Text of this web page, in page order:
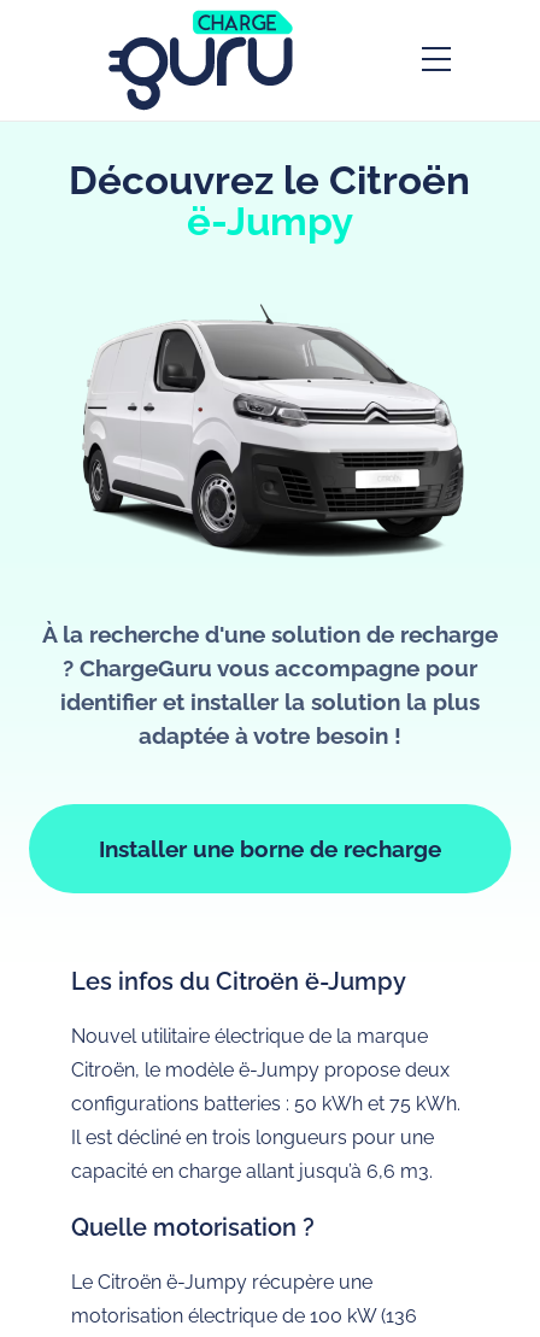
Découvrez le Citroën
ë-Jumpy
À la recherche d'une solution de recharge
? ChargeGuru vous accompagne pour
identifier et installer la solution la plus
adaptée à votre besoin !
Installer une borne de recharge
Découvrez le Citroën ë-
Jumpy
Les infos du Citroën ë-Jumpy
Nouvel utilitaire électrique de la marque
Citroën, le modèle ë-Jumpy propose deux
configurations batteries : 50 kWh et 75 kWh.
Il est décliné en trois longueurs pour une
capacité en charge allant jusqu’à 6,6 m3.
Quelle motorisation ?
Le Citroën ë-Jumpy récupère une
motorisation électrique de 100 kW (136